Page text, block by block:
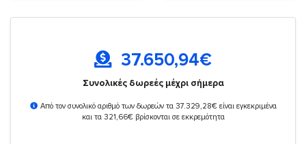
37.650,94€
Συνολικές δωρεές μέχρι σήμερα
Από τον συνολικό αριθμό των δωρεών τα 37.329,28€ είναι εγκεκριμένα
και τα 321,66€ βρίσκονται σε εκκρεμότητα